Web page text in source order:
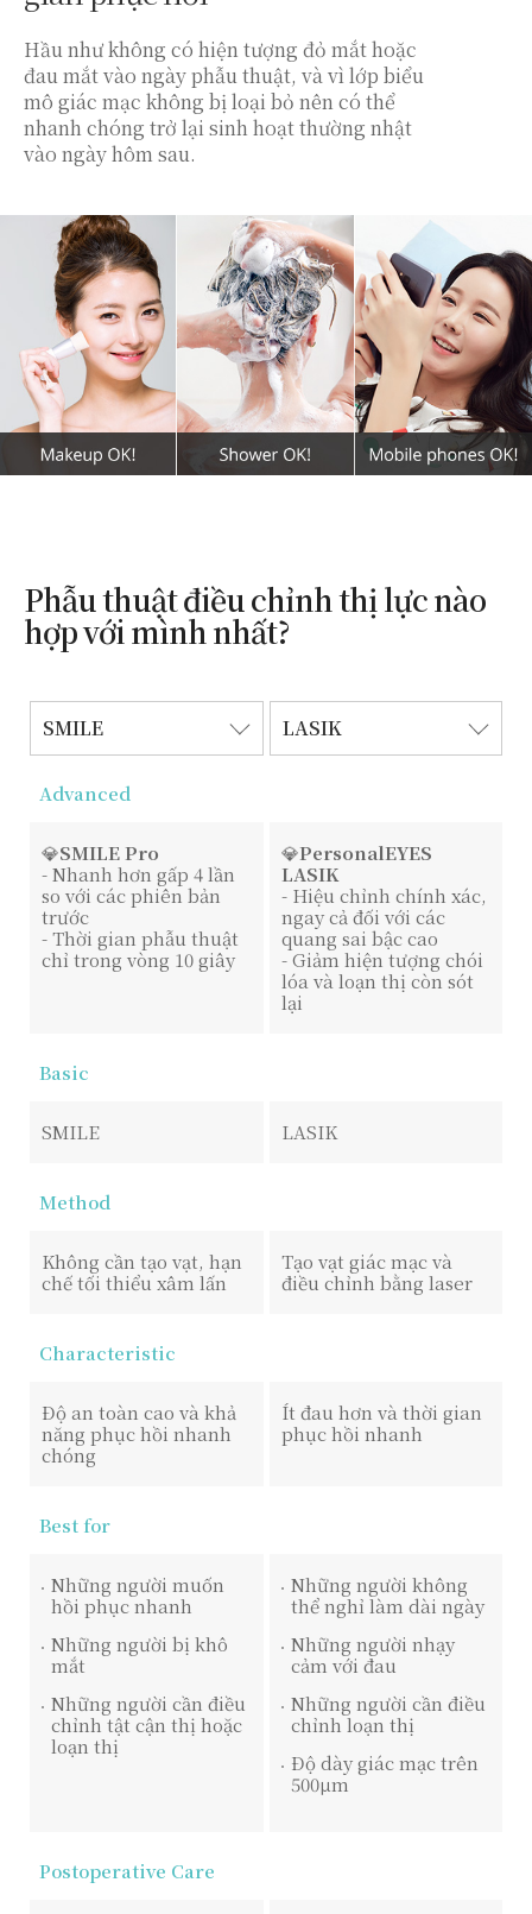
Hầu như không có hiện tượng đỏ mắt hoặc
đau mắt vào ngày phẫu thuật, và vì lớp biểu
mô giác mạc không bị loại bỏ nên có thể
nhanh chóng trở lại sinh hoạt thường nhật
vào ngày hôm sau.
Phẫu thuật điều chỉnh thị lực nào
hợp với mình nhất?
SMILE LASIK
Advanced
💎SMILE Pro
- Nhanh hơn gấp 4 lần
so với các phiên bản
trước
- Thời gian phẫu thuật
chỉ trong vòng 10 giây
💎PersonalEYES
LASIK
- Hiệu chỉnh chính xác,
ngay cả đối với các
quang sai bậc cao
- Giảm hiện tượng chói
lóa và loạn thị còn sót
lại
Basic
SMILE LASIK
Method
Không cần tạo vạt, hạn
chế tối thiểu xâm lấn
Tạo vạt giác mạc và
điều chỉnh bằng laser
Characteristic
Độ an toàn cao và khả
năng phục hồi nhanh
chóng
Ít đau hơn và thời gian
phục hồi nhanh
Best for
Những người muốn
hồi phục nhanh
Những người bị khô
mắt
Những người cần điều
chỉnh tật cận thị hoặc
loạn thị
Những người không
thể nghỉ làm dài ngày
Những người nhạy
cảm với đau
Những người cần điều
chỉnh loạn thị
Độ dày giác mạc trên
500μm
Postoperative Care